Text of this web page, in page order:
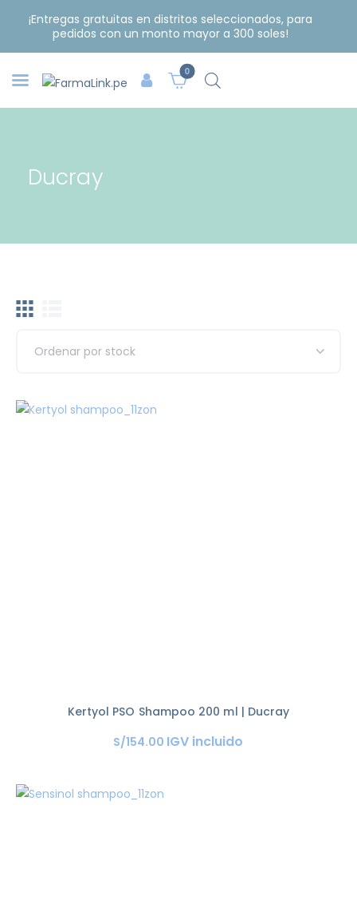
¡Entregas gratuitas en distritos seleccionados, para
pedidos con un monto mayor a 300 soles!
0
Ducray
Kertyol PSO Shampoo 200 ml | Ducray
S/154.00 IGV incluido